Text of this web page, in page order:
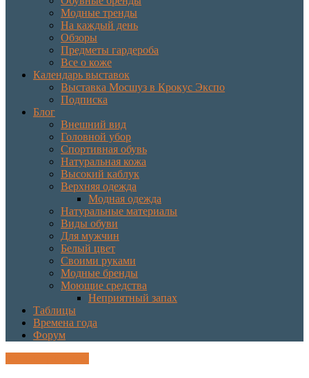
Модные тренды
На каждый день
Обзоры
Предметы гардероба
Все о коже
Календарь выставок
Выставка Мосшуз в Крокус Экспо
Подписка
Блог
Внешний вид
Головной убор
Спортивная обувь
Натуральная кожа
Высокий каблук
Верхняя одежда
Модная одежда
Натуральные материалы
Виды обуви
Для мужчин
Белый цвет
Своими руками
Модные бренды
Моющие средства
Неприятный запах
Таблицы
Времена года
Форум